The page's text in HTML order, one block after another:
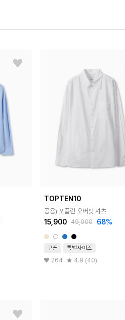
TOPTEN10
공용) 포플린 오버핏 셔츠
15,900 49,900 68%
쿠폰 특별사이즈
264 4.9 (40)